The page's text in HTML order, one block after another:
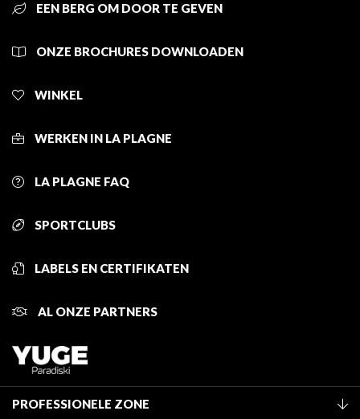
EEN BERG OM DOOR TE GEVEN
ONZE BROCHURES DOWNLOADEN
WINKEL
WERKEN IN LA PLAGNE
LA PLAGNE FAQ
SPORTCLUBS
LABELS EN CERTIFIKATEN
AL ONZE PARTNERS
PROFESSIONELE ZONE